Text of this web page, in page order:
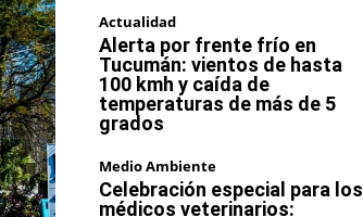
Actualidad
Alerta por frente frío en
Tucumán: vientos de hasta
100 kmh y caída de
temperaturas de más de 5
grados
Medio Ambiente
Celebración especial para los
médicos veterinarios: